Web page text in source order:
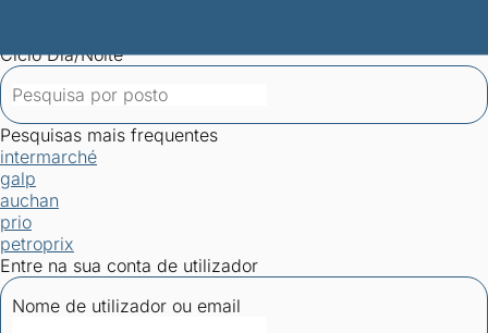
Ciclo Dia/Noite
Pesquisas mais frequentes
intermarché
galp
auchan
prio
petroprix
Entre na sua conta de utilizador
Nome de utilizador ou email